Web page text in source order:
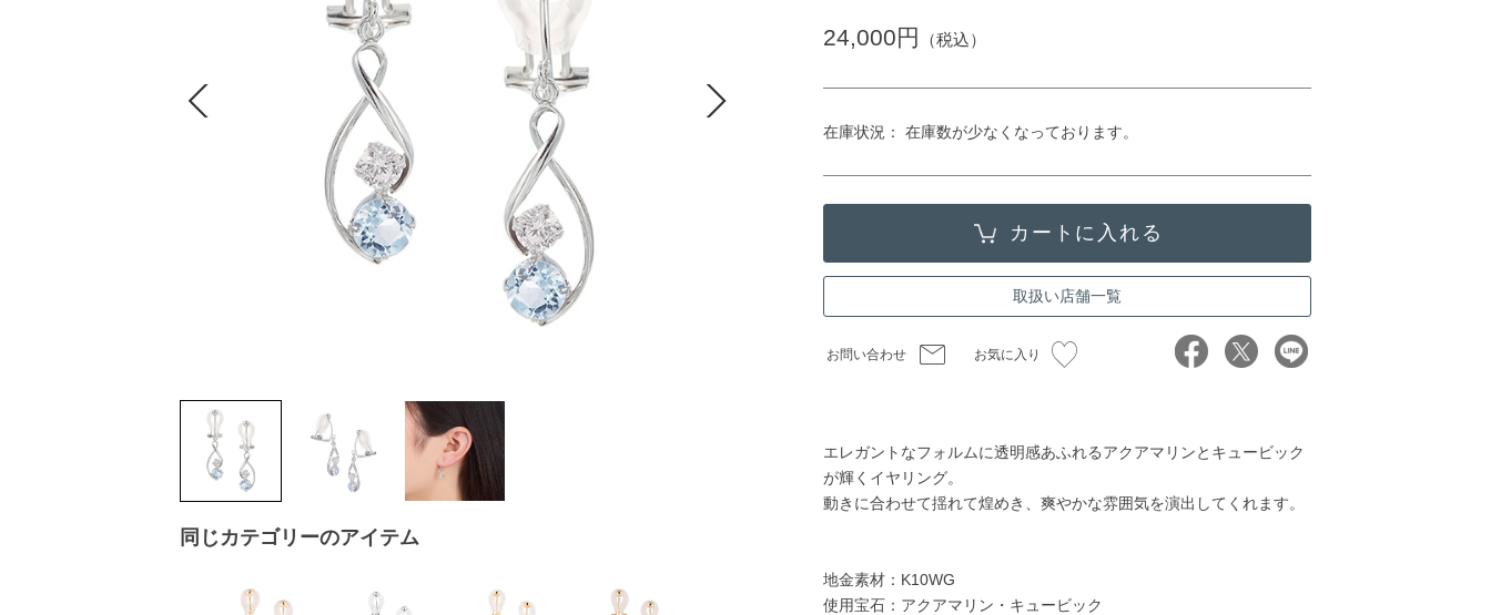
同じカテゴリーのアイテム
24,000円 （税込）
在庫状況： 在庫数が少なくなっております。
取扱い店舗一覧
お問い合わせ お気に入り
エレガントなフォルムに透明感あふれるアクアマリンとキュービック
が輝くイヤリング。
動きに合わせて揺れて煌めき、爽やかな雰囲気を演出してくれます。
地金素材：K10WG
使用宝石：アクアマリン・キュービック